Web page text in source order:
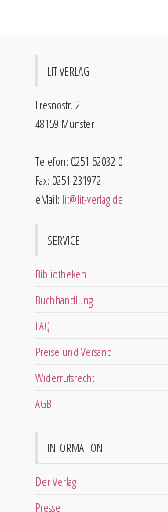
LIT VERLAG
Fresnostr. 2
48159 Münster
Telefon: 0251 62032 0
Fax: 0251 231972
eMail: lit@lit-verlag.de
SERVICE
Bibliotheken
Buchhandlung
FAQ
Preise und Versand
Widerrufsrecht
AGB
INFORMATION
Der Verlag
Presse